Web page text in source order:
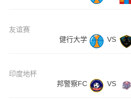
友谊赛
健行大学
VS
印度地杯
邦警察FC
VS